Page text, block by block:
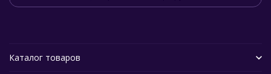
Каталог товаров